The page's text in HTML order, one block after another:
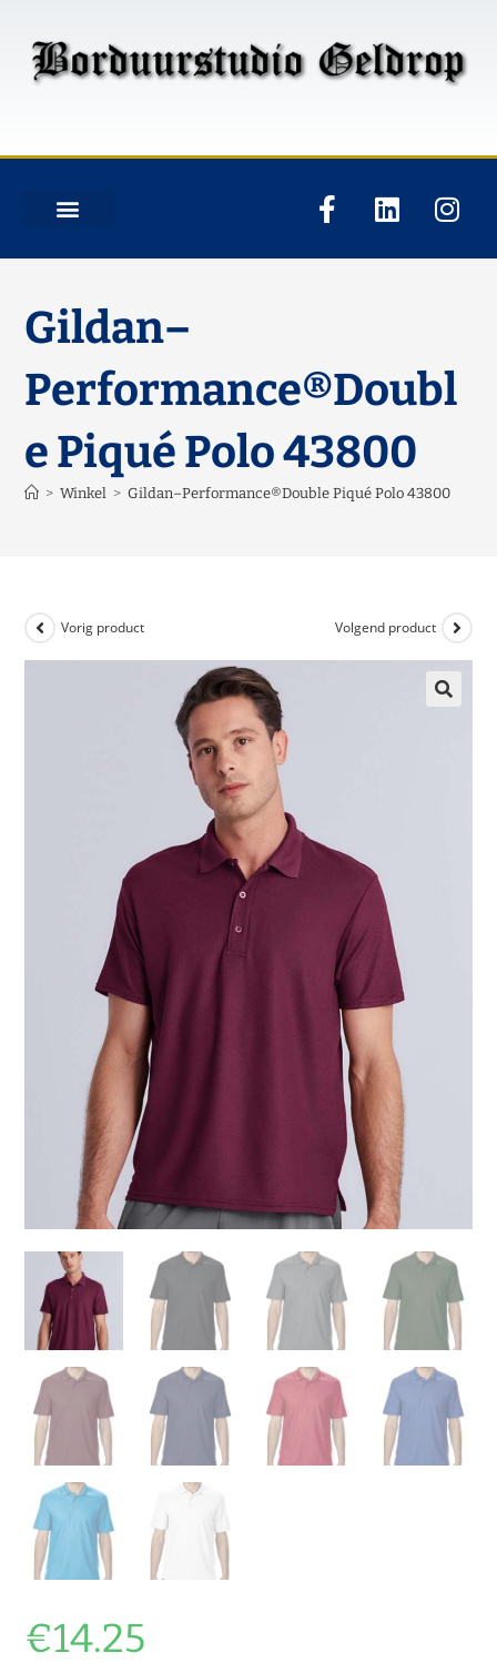
Gildan–
Performance®Doubl
e Piqué Polo 43800
> Winkel > Gildan–Performance®Double Piqué Polo 43800
Vorig product Volgend product
€14.25